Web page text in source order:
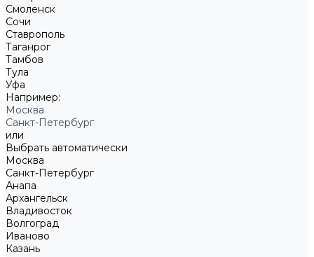
Смоленск
Сочи
Ставрополь
Таганрог
Тамбов
Тула
Уфа
Например:
Москва
Санкт-Петербург
или
Выбрать автоматически
Москва
Санкт-Петербург
Анапа
Архангельск
Владивосток
Волгоград
Иваново
Казань